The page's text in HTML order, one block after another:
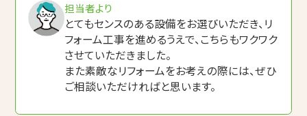
担当者より
とてもセンスのある設備をお選びいただき、リ
フォーム工事を進めるうえで、こちらもワクワク
させていただきました。
また素敵なリフォームをお考えの際には、ぜひ
ご相談いただければと思います。